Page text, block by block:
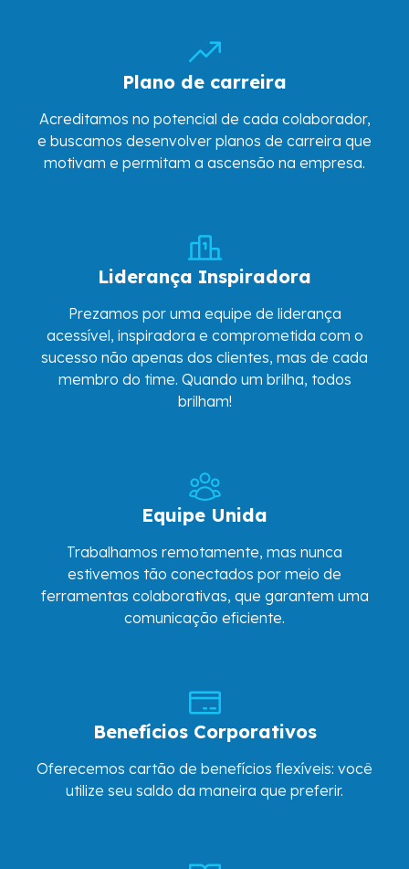
Plano de carreira
Acreditamos no potencial de cada colaborador,
e buscamos desenvolver planos de carreira que
motivam e permitam a ascensão na empresa.
Liderança Inspiradora
Prezamos por uma equipe de liderança
acessível, inspiradora e comprometida com o
sucesso não apenas dos clientes, mas de cada
membro do time. Quando um brilha, todos
brilham!
Equipe Unida
Trabalhamos remotamente, mas nunca
estivemos tão conectados por meio de
ferramentas colaborativas, que garantem uma
comunicação eficiente.
Benefícios Corporativos
Oferecemos cartão de benefícios flexíveis: você
utilize seu saldo da maneira que preferir.